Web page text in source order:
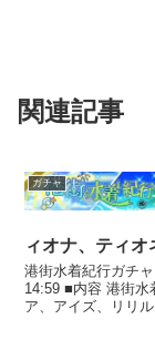
関連記事
ガチャ
ィオナ、ティオ
港街水着紀行ガチャ 開催！ ■開催期間 8/
14:59 ■内容 港街水
ア、アイズ、リリ